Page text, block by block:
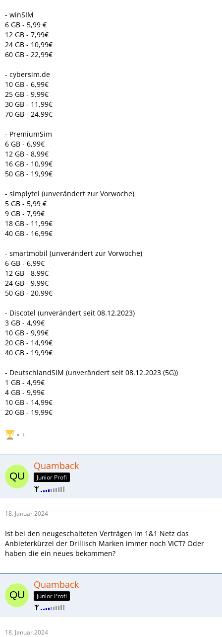
- winSIM
6 GB - 5,99 €
12 GB - 7,99€
24 GB - 10,99€
60 GB - 22,99€
- cybersim.de
10 GB - 6,99€
25 GB - 9,99€
30 GB - 11,99€
70 GB - 24,99€
- PremiumSim
6 GB - 6,99€
12 GB - 8,99€
16 GB - 10,99€
50 GB - 19,99€
- simplytel (unverändert zur Vorwoche)
5 GB - 5,99 €
9 GB - 7,99€
18 GB - 11,99€
40 GB - 16,99€
- smartmobil (unverändert zur Vorwoche)
6 GB - 6,99€
12 GB - 8,99€
24 GB - 9,99€
50 GB - 20,99€
- Discotel (unverändert seit 08.12.2023)
3 GB - 4,99€
10 GB - 9,99€
20 GB - 14,99€
40 GB - 19,99€
- DeutschlandSIM (unverändert seit 08.12.2023 (5G))
1 GB - 4,99€
4 GB - 9,99€
10 GB - 14,99€
20 GB - 19,99€
3
Quamback
Junior Profi
18. Januar 2024
Ist bei den neugeschalteten Verträgen im 1&1 Netz das
Anbieterkürzel der Drillisch Marken immer noch VICT? Oder
haben die ein neues bekommen?
Quamback
Junior Profi
18. Januar 2024